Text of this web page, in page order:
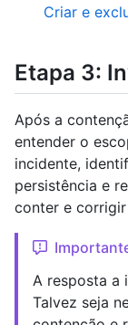
Criar e
Etapa 3:
Após a
entender o
incidente,
persistência e
conter e
A resposta a
Talvez seja